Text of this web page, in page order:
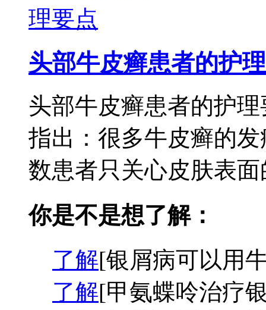
头部牛皮癣患者的护理
头部牛皮癣患者的护
指出：很多牛皮癣的
数患者只关心皮肤表
你是不是想了解：
了解[银屑病可以用
了解[甲氨蝶呤治疗